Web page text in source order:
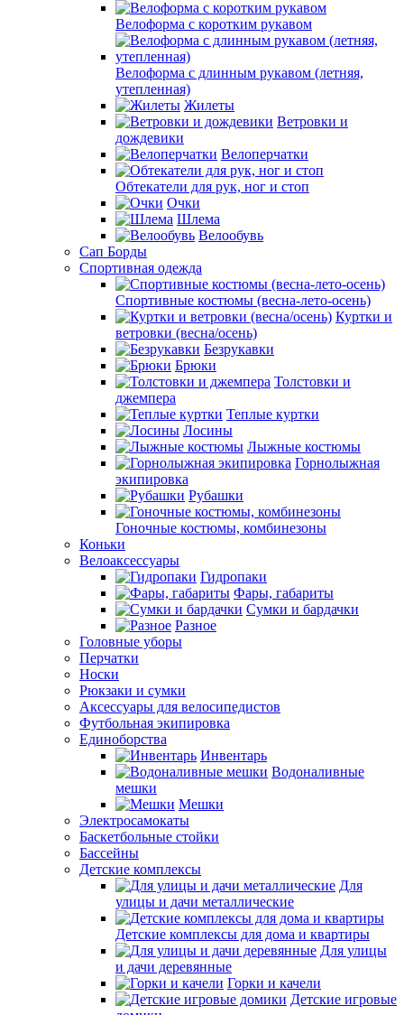
Велоформа с коротким рукавом
Велоформа с длинным рукавом (летняя,
утепленная)
Жилеты
Ветровки и
дождевики
Велоперчатки
Обтекатели для рук, ног и стоп
Очки
Шлема
Велообувь
Сап Борды
Спортивная одежда
Спортивные костюмы (весна-лето-осень)
Куртки и
ветровки (весна/осень)
Безрукавки
Брюки
Толстовки и
джемпера
Теплые куртки
Лосины
Лыжные костюмы
Горнолыжная
экипировка
Рубашки
Гоночные костюмы, комбинезоны
Коньки
Велоаксессуары
Гидропаки
Фары, габариты
Сумки и бардачки
Разное
Головные уборы
Перчатки
Носки
Рюкзаки и сумки
Аксессуары для велосипедистов
Футбольная экипировка
Единоборства
Инвентарь
Водоналивные
мешки
Мешки
Электросамокаты
Баскетбольные стойки
Бассейны
Детские комплексы
Для
улицы и дачи металлические
Детские комплексы для дома и квартиры
Для улицы
и дачи деревянные
Горки и качели
Детские игровые